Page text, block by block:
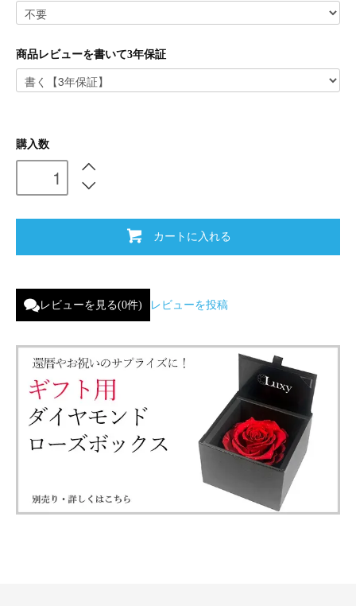
商品レビューを書いて3年保証
購入数
カートに入れる
レビューを見る(0件) レビューを投稿